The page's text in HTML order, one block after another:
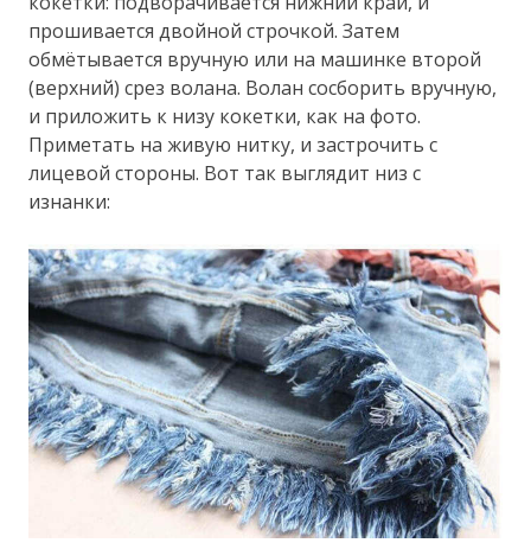
прошивается двойной строчкой. Затем
обмётывается вручную или на машинке второй
(верхний) срез волана. Волан сосборить вручную,
и приложить к низу кокетки, как на фото.
Приметать на живую нитку, и застрочить с
лицевой стороны. Вот так выглядит низ с
изнанки: